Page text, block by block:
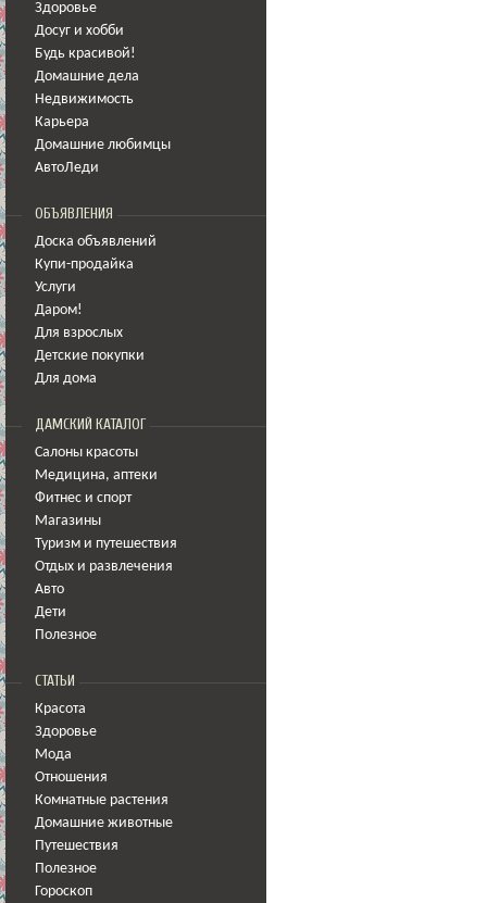
Здоровье
Досуг и хобби
Будь красивой!
Домашние дела
Недвижимость
Карьера
Домашние любимцы
АвтоЛеди
ОБЪЯВЛЕНИЯ
Доска объявлений
Купи-продайка
Услуги
Даром!
Для взрослых
Детские покупки
Для дома
ДАМСКИЙ КАТАЛОГ
Салоны красоты
Медицина, аптеки
Фитнес и спорт
Магазины
Туризм и путешествия
Отдых и развлечения
Авто
Дети
Полезное
СТАТЬИ
Красота
Здоровье
Мода
Отношения
Комнатные растения
Домашние животные
Путешествия
Полезное
Гороскоп